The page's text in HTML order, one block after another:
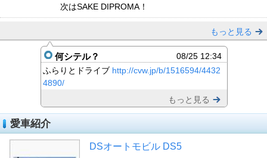
次はSAKE DIPROMA！
もっと見る
何シテル？
08/25 12:34
ふらりとドライブ http://cvw.jp/b/1516594/4432
4890/
もっと見る
愛車紹介
DSオートモビル DS5